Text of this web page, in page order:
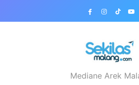
Mediane Arek